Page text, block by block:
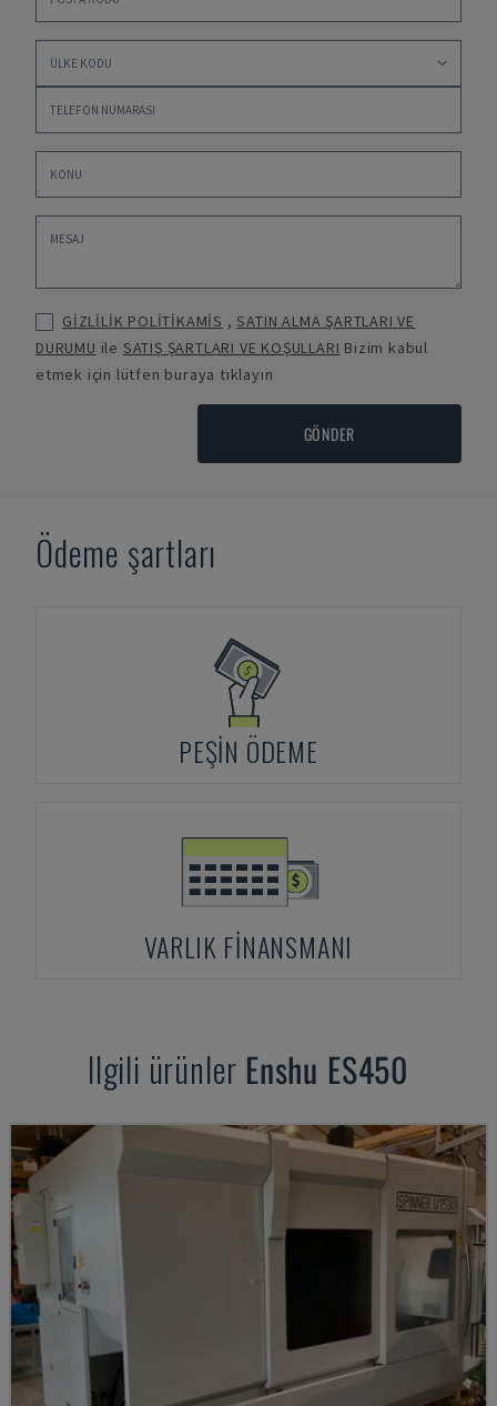
GİZLİLİK POLİTİKAMİS ,SATIN ALMA ŞARTLARI VE
DURUMU ile SATIŞ ŞARTLARI VE KOŞULLARI Bizim kabul
etmek için lütfen buraya tıklayın
GÖNDER
Ödeme şartları
PEŞIN ÖDEME
VARLIK FINANSMANI
Ilgili ürünler Enshu ES450